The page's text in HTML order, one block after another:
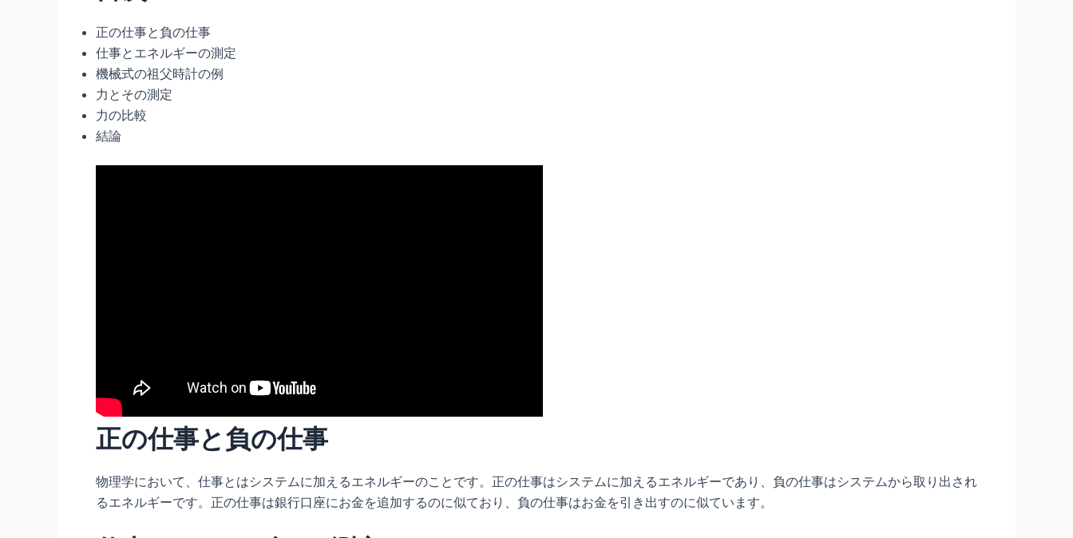
正の仕事と負の仕事
仕事とエネルギーの測定
機械式の祖父時計の例
力とその測定
力の比較
結論
正の仕事と負の仕事
物理学において、仕事とはシステムに加えるエネルギーのことです。正の仕事はシステムに加えるエネルギーであり、負の仕事はシステムから取り出され
るエネルギーです。正の仕事は銀行口座にお金を追加するのに似ており、負の仕事はお金を引き出すのに似ています。